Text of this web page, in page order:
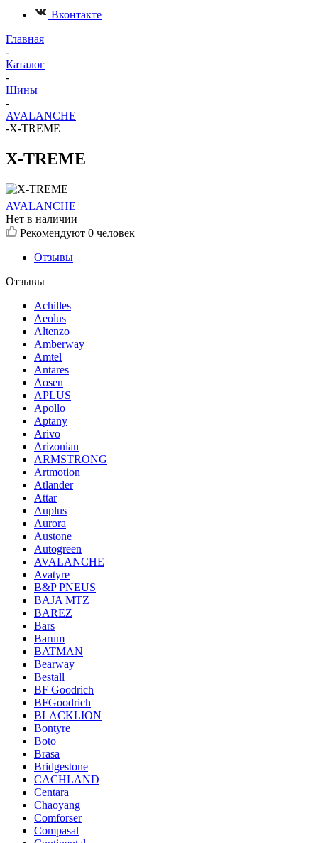
Вконтакте
Главная
-
Каталог
-
Шины
-
AVALANCHE
-X-TREME
X-TREME
AVALANCHE
Нет в наличии
Рекомендуют 0 человек
Отзывы
Отзывы
Achilles
Aeolus
Altenzo
Amberway
Amtel
Antares
Aosen
APLUS
Apollo
Aptany
Arivo
Arizonian
ARMSTRONG
Artmotion
Atlander
Attar
Auplus
Aurora
Austone
Autogreen
AVALANCHE
Avatyre
B&P PNEUS
BAJA MTZ
BAREZ
Bars
Barum
BATMAN
Bearway
Bestall
BF Goodrich
BFGoodrich
BLACKLION
Bontyre
Boto
Brasa
Bridgestone
CACHLAND
Centara
Chaoyang
Comforser
Compasal